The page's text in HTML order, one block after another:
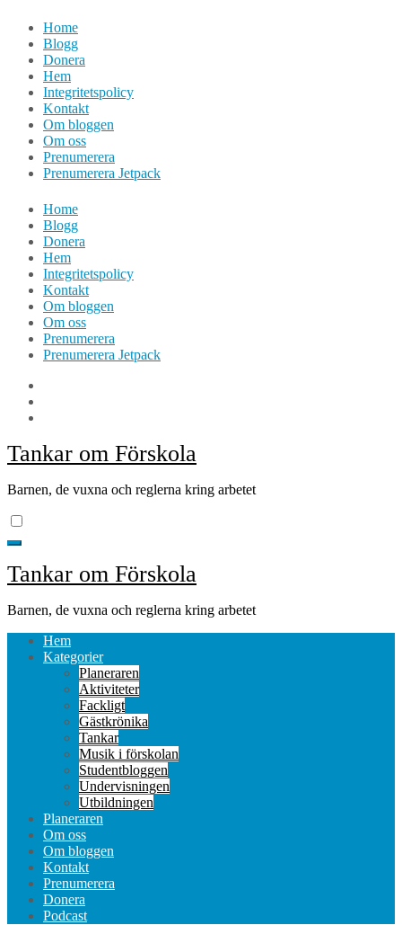
Hoppa
innehåll
Home
Blogg
Donera
Hem
Integritetspolicy
Kontakt
Om bloggen
Om oss
Prenumerera
Prenumerera Jetpack
Home
Blogg
Donera
Hem
Integritetspolicy
Kontakt
Om bloggen
Om oss
Prenumerera
Prenumerera Jetpack
Tankar om Förskola
Barnen, de vuxna och reglerna kring arbetet
Tankar om Förskola
Barnen, de vuxna och reglerna kring arbetet
Hem
Kategorier
Planeraren
Aktiviteter
Fackligt
Gästkrönika
Tankar
Musik i förskolan
Studentbloggen
Undervisningen
Utbildningen
Planeraren
Om oss
Om bloggen
Kontakt
Prenumerera
Donera
Podcast